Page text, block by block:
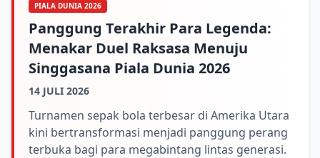
PIALA DUNIA 2026
Panggung Terakhir Para Legenda:
Menakar Duel Raksasa Menuju
Singgasana Piala Dunia 2026
14 JULI 2026
Turnamen sepak bola terbesar di Amerika Utara
kini bertransformasi menjadi panggung perang
terbuka bagi para megabintang lintas generasi.